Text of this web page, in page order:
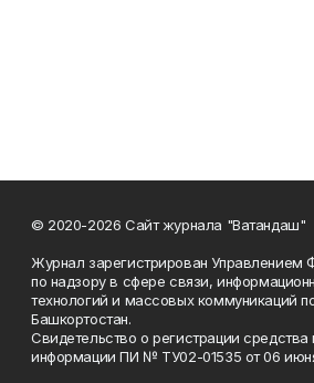
© 2020-2026 Сайт журнала "Ватандаш"
Журнал зарегистрирован Управлением
по надзору в сфере связи,
технологий и массовых коммуникаций
Башкортостан.
Свидетельство о регистрации
информации ПИ № ТУ02-01535 от 06